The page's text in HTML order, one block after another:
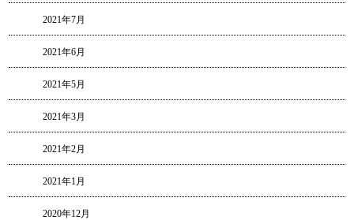
2021年7月
2021年6月
2021年5月
2021年3月
2021年2月
2021年1月
2020年12月